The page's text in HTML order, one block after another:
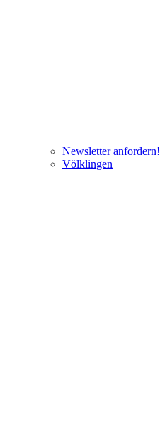
Newsletter anfordern!
Völklingen